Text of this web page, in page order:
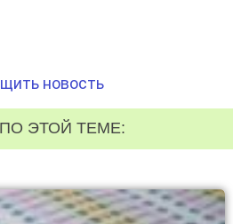
новость
ЭТОЙ ТЕМЕ: